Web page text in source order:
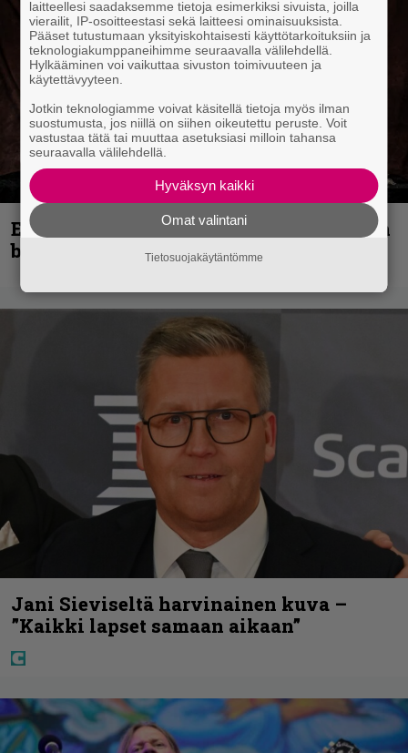
Espoon syyskuu käynnistyy kotimaisen
black metalin merkeissä
Jani Sieviseltä harvinainen kuva –
”Kaikki lapset samaan aikaan”
laitteellesi saadaksemme tietoja esimerkiksi sivuista, joilla
vierailit, IP-osoitteestasi sekä laitteesi ominaisuuksista.
Pääset tutustumaan yksityiskohtaisesti käyttötarkoituksiin ja
teknologiakumppaneihimme seuraavalla välilehdellä.
Hylkääminen voi vaikuttaa sivuston toimivuuteen ja
käytettävyyteen.
Jotkin teknologiamme voivat käsitellä tietoja myös ilman
suostumusta, jos niillä on siihen oikeutettu peruste. Voit
vastustaa tätä tai muuttaa asetuksiasi milloin tahansa
seuraavalla välilehdellä.
Hyväksyn kaikki
Omat valintani
Tietosuojakäytäntömme